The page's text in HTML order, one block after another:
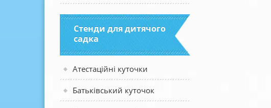
Стенди для дитячого
садка
Атестаційні куточки
Батьківський куточок